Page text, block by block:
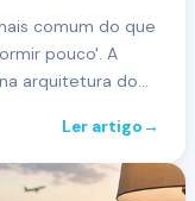
comum do que
pouco'. A
arquitetura do
Ler artigo→